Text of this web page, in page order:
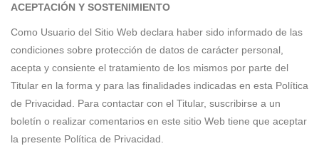
ACEPTACIÓN Y SOSTENIMIENTO
Como Usuario del Sitio Web declara haber sido informado de las
condiciones sobre protección de datos de carácter personal,
acepta y consiente el tratamiento de los mismos por parte del
Titular en la forma y para las finalidades indicadas en esta Política
de Privacidad. Para contactar con el Titular, suscribirse a un
boletín o realizar comentarios en este sitio Web tiene que aceptar
la presente Política de Privacidad.